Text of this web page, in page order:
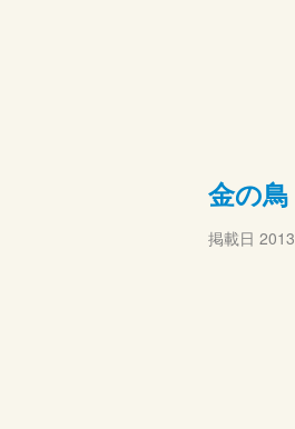
金の
掲載日